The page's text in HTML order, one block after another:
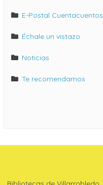
E-Postal Cuentacuentos
Échale un vistazo
Noticias
Te recomendamos